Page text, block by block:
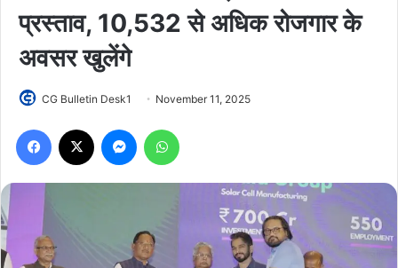
प्रस्ताव, 10,532 से अधिक रोजगार के
अवसर खुलेंगे
CG Bulletin Desk1 November 11, 2025
Facebook Messenger